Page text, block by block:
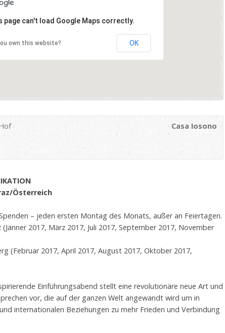
page can't load Google Maps correctly.
own this website? OK
Casa Iosono
Österreich
– jeden ersten Montag des Monats, außer an Feiertagen.
2017, März 2017, Juli 2017, September 2017, November
(Februar 2017, April 2017, August 2017, Oktober 2017,
Einführungsabend stellt eine revolutionäre neue Art und
vor, die auf der ganzen Welt angewandt wird um in
internationalen Beziehungen zu mehr Frieden und Verbindung